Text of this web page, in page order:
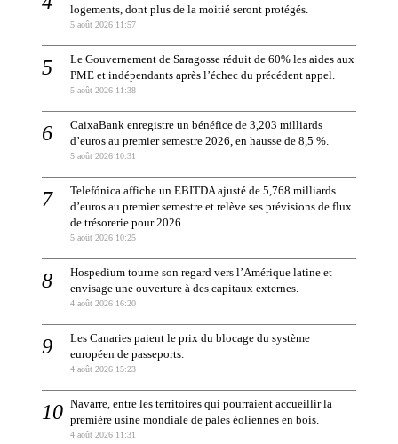
logements, dont plus de la moitié seront protégés.
5 août 2026 11:57
Le Gouvernement de Saragosse réduit de 60% les aides aux
PME et indépendants après l’échec du précédent appel.
5 août 2026 11:38
CaixaBank enregistre un bénéfice de 3,203 milliards
d’euros au premier semestre 2026, en hausse de 8,5 %.
5 août 2026 10:31
Telefónica affiche un EBITDA ajusté de 5,768 milliards
d’euros au premier semestre et relève ses prévisions de flux
de trésorerie pour 2026.
5 août 2026 10:25
Hospedium tourne son regard vers l’Amérique latine et
envisage une ouverture à des capitaux externes.
4 août 2026 16:20
Les Canaries paient le prix du blocage du système
européen de passeports.
4 août 2026 15:23
Navarre, entre les territoires qui pourraient accueillir la
première usine mondiale de pales éoliennes en bois.
4 août 2026 11:31